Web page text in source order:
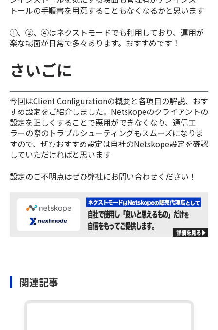
トールの手順書を用意することもなくなるかと思います
①、②、④はネクストモードでも利用しており、運用が
楽な場面が日常で多々あります。おすすめです！
さいごに
今回はClientConfigurationの概要と各項目の解説、おす
すめ設定をご紹介しました。Netskopeのクライアントの
設定を正しくすることで悪用ができなくなり、通信エ
ラーの際のトラブルシューティングもスムーズになりま
すので、ぜひおすすめ設定は自社のNetskope設定を確認
していただければと思います
設定のご不明点はぜひ弊社にお問い合わせください！
関連記事